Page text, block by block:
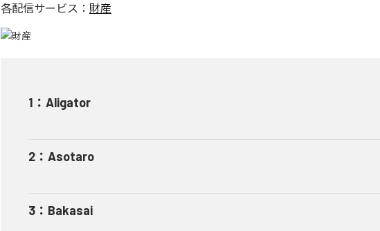
各配信サービス： 財産
1 ： Aligator
2 ： Asotaro
3 ： Bakasai